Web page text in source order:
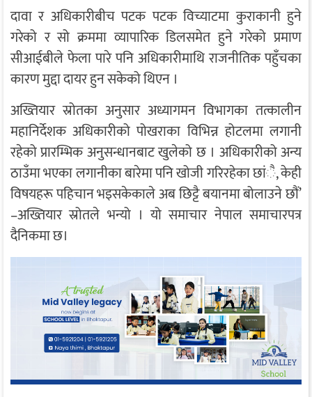
दावा र अधिकारीबीच पटक पटक विच्याटमा कुराकानी हुने
गरेको र सो क्रममा व्यापारिक डिलसमेत हुने गरेको प्रमाण
सीआईबीले फेला पारे पनि अधिकारीमाथि राजनीतिक पहुँचका
कारण मुद्दा दायर हुन सकेको थिएन ।
अख्तियार स्रोतका अनुसार अध्यागमन विभागका तत्कालीन
महानिर्देशक अधिकारीको पोखराका विभिन्न होटलमा लगानी
रहेको प्रारम्भिक अनुसन्धानबाट खुलेको छ । अधिकारीको अन्य
ठाउँमा भएका लगानीका बारेमा पनि खोजी गरिरहेका छांै, केही
विषयहरू पहिचान भइसकेकाले अब छिट्टै बयानमा बोलाउने छौं’
–अख्तियार स्रोतले भन्यो । यो समाचार नेपाल समाचारपत्र
दैनिकमा छ।